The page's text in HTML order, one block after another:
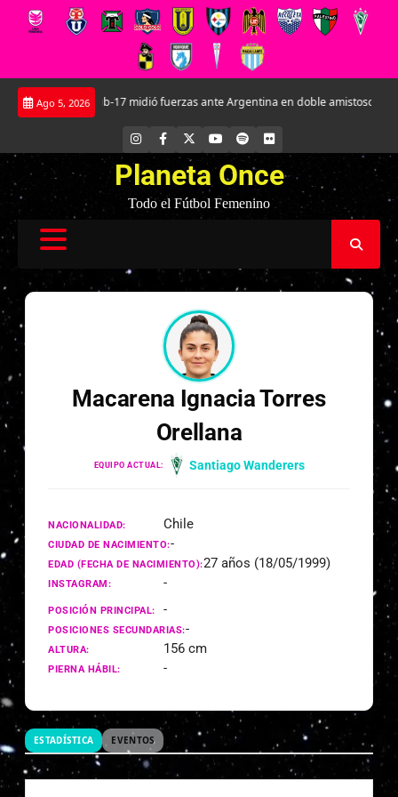
Saltar
Ago 5, 2026
La Roja Sub-17 midió fuerzas ante Argentina en doble amistoso en el CAR
INSTAGRAM
FACEBOOK YOUTUBE
SPOTIFYFLICKR
Planeta Once
Todo el Fútbol Femenino
Macarena Ignacia Torres
Orellana
EQUIPO ACTUAL: Santiago Wanderers
NACIONALIDAD: Chile
CIUDAD DE NACIMIENTO:-
EDAD (FECHA DE NACIMIENTO):27 años (18/05/1999)
INSTAGRAM: -
POSICIÓN PRINCIPAL: -
POSICIONES SECUNDARIAS:-
ALTURA: 156 cm
PIERNA HÁBIL: -
ESTADÍSTICA EVENTOS